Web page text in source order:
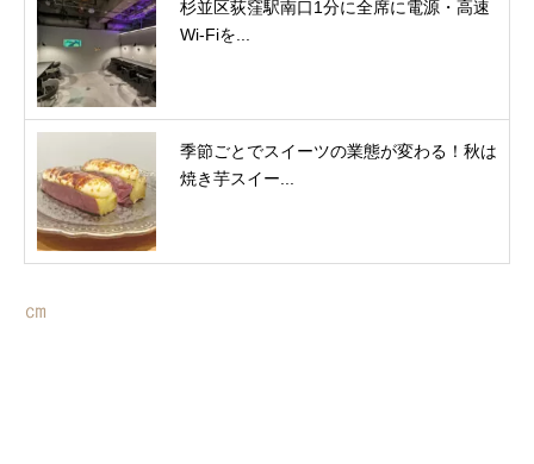
杉並区荻窪駅南口1分に全席に電源・高速
Wi-Fiを...
季節ごとでスイーツの業態が変わる！秋は
焼き芋スイー...
㎝